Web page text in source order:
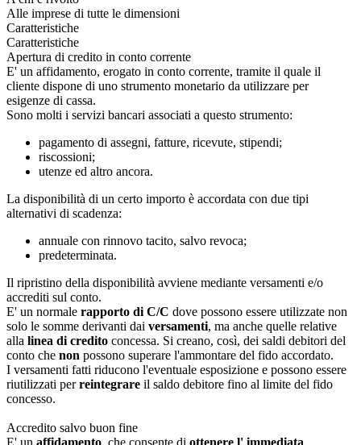
Alle imprese di tutte le dimensioni
Caratteristiche
Caratteristiche
Apertura di credito in conto corrente
E' un affidamento, erogato in conto corrente, tramite il quale il
cliente dispone di uno strumento monetario da utilizzare per
esigenze di cassa.
Sono molti i servizi bancari associati a questo strumento:
pagamento di assegni, fatture, ricevute, stipendi;
riscossioni;
utenze ed altro ancora.
La disponibilità di un certo importo è accordata con due tipi
alternativi di scadenza:
annuale con rinnovo tacito, salvo revoca;
predeterminata.
Il ripristino della disponibilità avviene mediante versamenti e/o
accrediti sul conto.
E' un normale rapporto di C/C dove possono essere utilizzate non
solo le somme derivanti dai versamenti, ma anche quelle relative
alla linea di credito concessa. Si creano, così, dei saldi debitori del
conto che non possono superare l'ammontare del fido accordato.
I versamenti fatti riducono l'eventuale esposizione e possono essere
riutilizzati perreintegrare il saldo debitore fino al limite del fido
concesso.
Accredito salvo buon fine
E' un affidamento, che consente di ottenere l' immediata